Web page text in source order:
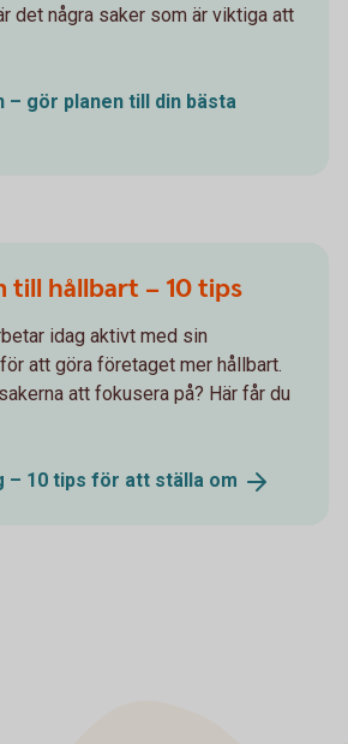
det några saker som är viktiga att
– gör planen till din bästa
till hållbart – 10 tips
idag aktivt med sin
att göra företaget mer hållbart.
att fokusera på? Här får du
– 10 tips för att ställa om